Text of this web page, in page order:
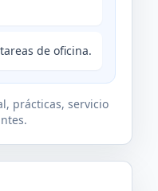
de oficina.
prácticas, servicio